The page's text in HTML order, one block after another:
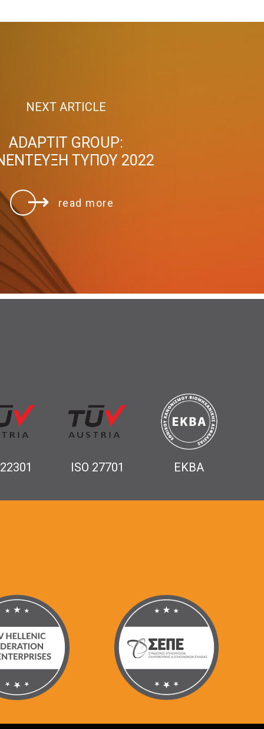
NEXT ARTICLE
ADAPTIT GROUP:
ΤΥΠΟΥ 2022
read more
ISO 27701 ΕΚΒΑ